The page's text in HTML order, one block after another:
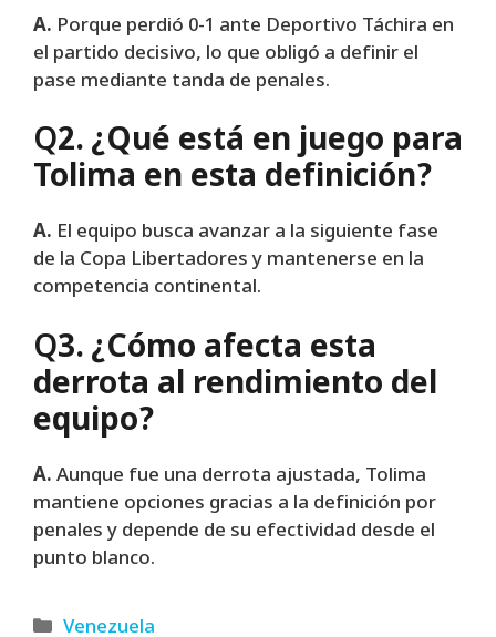
A. Porque perdió 0-1 ante Deportivo Táchira en
el partido decisivo, lo que obligó a definir el
pase mediante tanda de penales.
Q2. ¿Qué está en juego para
Tolima en esta definición?
A. El equipo busca avanzar a la siguiente fase
de la Copa Libertadores y mantenerse en la
competencia continental.
Q3. ¿Cómo afecta esta
derrota al rendimiento del
equipo?
A. Aunque fue una derrota ajustada, Tolima
mantiene opciones gracias a la definición por
penales y depende de su efectividad desde el
punto blanco.
Categories
Venezuela